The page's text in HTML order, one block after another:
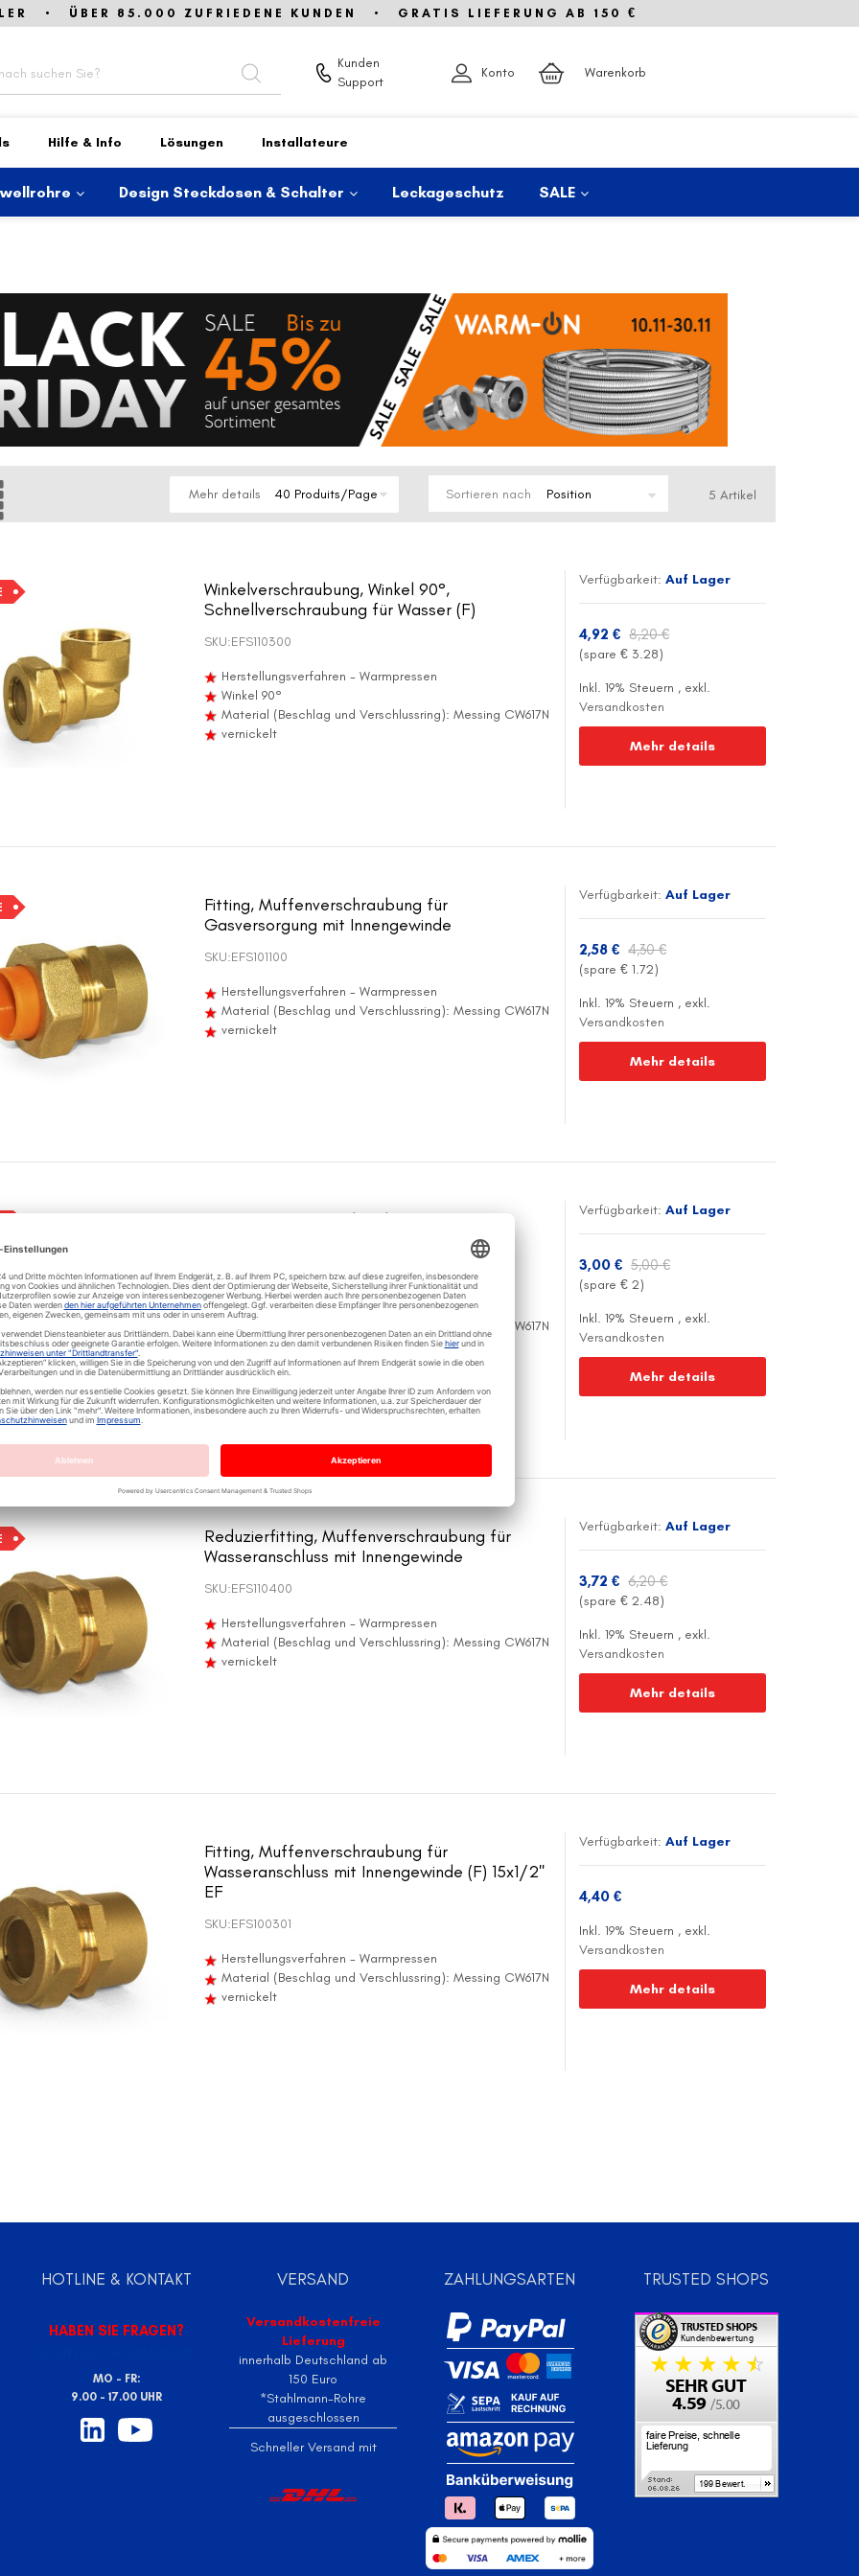
• ÜBER 85.000 ZUFRIEDENE KUNDEN • GRATIS LIEFERUNG AB 150 €
Kunden
Support
Konto Warenkorb
Hilfe & Info Lösungen Installateure
Design Steckdosen & Schalter Leckageschutz SALE
Mehr details Sortieren nach 5 Artikel
Winkelverschraubung, Winkel 90°,
Schnellverschraubung für Wasser (F)
SKU:EFS110300
Herstellungsverfahren - Warmpressen
Winkel 90°
Material (Beschlag und Verschlussring): Messing CW617N
vernickelt
Verfügbarkeit: Auf Lager
4,92 € 8,20 €
(spare € 3.28)
Inkl. 19% Steuern , exkl.
Versandkosten
Mehr details
Fitting, Muffenverschraubung für
Gasversorgung mit Innengewinde
SKU:EFS101100
Herstellungsverfahren - Warmpressen
Material (Beschlag und Verschlussring): Messing CW617N
vernickelt
Verfügbarkeit: Auf Lager
2,58 € 4,30 €
(spare €1.72)
Inkl. 19% Steuern , exkl.
Versandkosten
Mehr details
Fitting, Muffenverschraubung für
SKU: EFS199400
Herstellungsverfahren - Warmpressen
Material (Beschlag und Verschlussring): Messing CW617N
vernickelt
Verfügbarkeit: Auf Lager
3,00 € 5,00 €
(spare €2)
Inkl. 19% Steuern , exkl.
Versandkosten
Mehr details
Reduzierfitting, Muffenverschraubung für
Wasseranschluss mit Innengewinde
SKU:EFS110400
Herstellungsverfahren - Warmpressen
Material (Beschlag und Verschlussring): Messing CW617N
vernickelt
Verfügbarkeit: Auf Lager
3,72 € 6,20 €
(spare €2.48)
Inkl. 19% Steuern , exkl.
Versandkosten
Mehr details
Fitting, Muffenverschraubung für
Wasseranschluss mit Innengewinde (F) 15x1/2''
EF
SKU:EFS100301
Herstellungsverfahren - Warmpressen
Material (Beschlag und Verschlussring): Messing CW617N
vernickelt
Verfügbarkeit: Auf Lager
4,40 €
Inkl. 19% Steuern , exkl.
Versandkosten
Mehr details
HOTLINE & KONTAKT
HABEN SIE FRAGEN?
MO - FR:
9.00 - 17.00 UHR
VERSAND
Versandkostenfreie
Lieferung
innerhalb Deutschland ab
150 Euro
*Stahlmann-Rohre
ausgeschlossen
Schneller Versand mit
ZAHLUNGSARTEN TRUSTED SHOPS